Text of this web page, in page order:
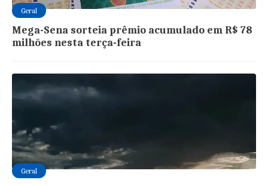
Geral
Mega-Sena sorteia prêmio acumulado em R$ 78
milhões nesta terça-feira
Geral